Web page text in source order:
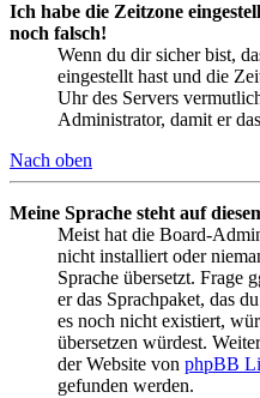
Ich habe die Zeitzone
noch falsch!
Wenn du dir sicher bist,
eingestellt hast und die
Uhr des Servers
Administrator, damit er
Nach oben
Meine Sprache steht auf
Meist hat die Board-
nicht installiert oder
Sprache übersetzt. Frage
er das Sprachpaket, das
es noch nicht existiert,
übersetzen würdest.
der Website von phpBB
gefunden werden.